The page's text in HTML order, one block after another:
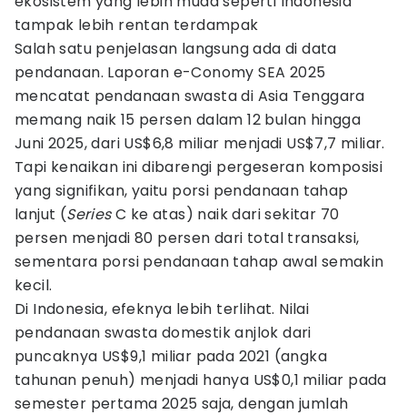
tampak lebih rentan terdampak
Salah satu penjelasan langsung ada di data
pendanaan. Laporan e-Conomy SEA 2025
mencatat pendanaan swasta di Asia Tenggara
memang naik 15 persen dalam 12 bulan hingga
Juni 2025, dari US$6,8 miliar menjadi US$7,7 miliar.
Tapi kenaikan ini dibarengi pergeseran komposisi
yang signifikan, yaitu porsi pendanaan tahap
lanjut (SeriesC ke atas) naik dari sekitar 70
persen menjadi 80 persen dari total transaksi,
sementara porsi pendanaan tahap awal semakin
kecil.
Di Indonesia, efeknya lebih terlihat. Nilai
pendanaan swasta domestik anjlok dari
puncaknya US$9,1 miliar pada 2021 (angka
tahunan penuh) menjadi hanya US$0,1 miliar pada
semester pertama 2025 saja, dengan jumlah